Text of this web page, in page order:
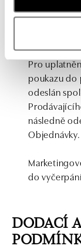
a
uplatnit
peníze, a to
Pro
poukazu do
odeslán
následně
Objednávky.
do
DODACÍ